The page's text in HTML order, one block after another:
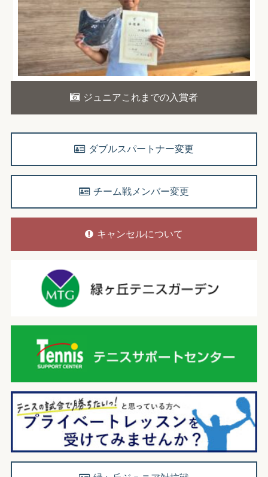
ジュニアこれまでの入賞者
ダブルスパートナー変更
チーム戦メンバー変更
キャンセルについて